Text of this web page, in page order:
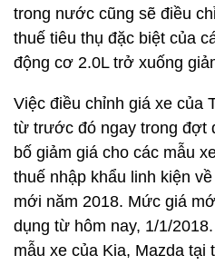
trong nước cũng sẽ điều
thuế tiêu thụ đặc biệt của
động cơ 2.0L trở xuống
Việc điều chỉnh giá xe của
từ trước đó ngay trong đợt
bố giảm giá cho các mẫu
thuế nhập khẩu linh kiện
mới năm 2018. Mức giá
dụng từ hôm nay, 1/1/
mẫu xe của Kia, Mazda tại